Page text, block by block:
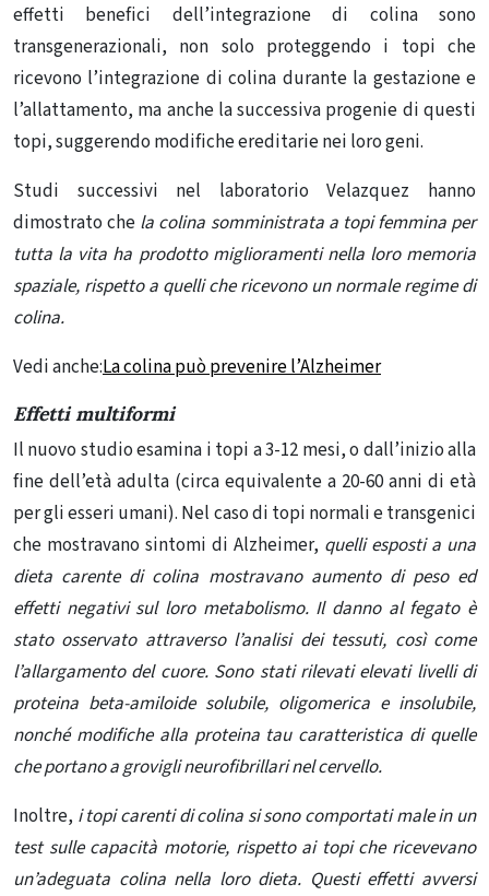
effetti benefici dell’integrazione di colina sono
transgenerazionali, non solo proteggendo i topi che
ricevono l’integrazione di colina durante la gestazione e
l’allattamento, ma anche la successiva progenie di questi
topi, suggerendo modifiche ereditarie nei loro geni.
Studi successivi nel laboratorio Velazquez hanno
dimostrato che la colina somministrata a topi femmina per
tutta la vita ha prodotto miglioramenti nella loro memoria
spaziale, rispetto a quelli che ricevono un normale regime di
colina.
Vedi anche:La colina può prevenire l’Alzheimer
Effetti multiformi
Il nuovo studio esamina i topi a 3-12 mesi, o dall’inizio alla
fine dell’età adulta (circa equivalente a 20-60 anni di età
per gli esseri umani). Nel caso di topi normali e transgenici
che mostravano sintomi di Alzheimer, quelli esposti a una
dieta carente di colina mostravano aumento di peso ed
effetti negativi sul loro metabolismo. Il danno al fegato è
stato osservato attraverso l’analisi dei tessuti, così come
l’allargamento del cuore. Sono stati rilevati elevati livelli di
proteina beta-amiloide solubile, oligomerica e insolubile,
nonché modifiche alla proteina tau caratteristica di quelle
che portano a grovigli neurofibrillari nel cervello.
Inoltre, i topi carenti di colina si sono comportati male in un
test sulle capacità motorie, rispetto ai topi che ricevevano
un’adeguata colina nella loro dieta. Questi effetti avversi